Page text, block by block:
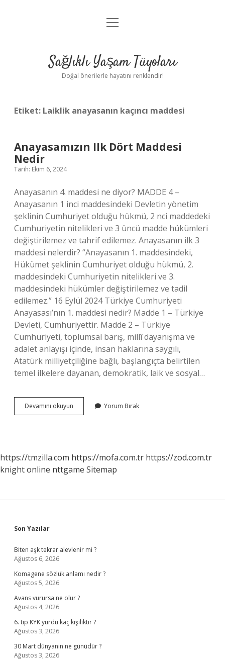
Anasayfa
Yasal Uyarı
menüyü
Sağlıklı Yaşam Tüyoları
Doğal önerilerle hayatını renklendir!
Etiket: Laiklik anayasanın kaçıncı maddesi
Anayasamızın Ilk Dört Maddesi
Nedir
Tarih: Ekim 6, 2024
Anayasanın 4. maddesi ne diyor? MADDE 4 –
Anayasanın 1 inci maddesindeki Devletin yönetim
şeklinin Cumhuriyet olduğu hükmü, 2 nci maddedeki
Cumhuriyetin nitelikleri ve 3 üncü madde hükümleri
değiştirilemez ve tahrif edilemez. Anayasanın ilk 3
maddesi nelerdir? “Anayasanın 1. maddesindeki,
Hükümet şeklinin Cumhuriyet olduğu hükmü, 2.
maddesindeki Cumhuriyetin nitelikleri ve 3.
maddesindeki hükümler değiştirilemez ve tadil
edilemez.” 16 Eylül 2024 Türkiye Cumhuriyeti
Anayasası’nın 1. maddesi nedir? Madde 1 – Türkiye
Devleti, Cumhuriyettir. Madde 2 – Türkiye
Cumhuriyeti, toplumsal barış, millî dayanışma ve
adalet anlayışı içinde, insan haklarına saygılı,
Atatürk milliyetçiliğine bağlı, başlangıçta belirtilen
temel ilkelere dayanan, demokratik, laik ve sosyal…
Devamını okuyun Anayasamızın
Ilk
Yorum Bırak
https://tmzilla.com https://mofa.com.tr https://zod.com.tr
knight online nttgame Sitemap
Sidebar
Son Yazılar
Biten aşk tekrar alevlenir mi ?
Ağustos 6, 2026
Komagene sözlük anlamı nedir ?
Ağustos 5, 2026
Avans vurursa ne olur ?
Ağustos 4, 2026
6. tip KYK yurdu kaç kişiliktir ?
Ağustos 3, 2026
30 Mart dünyanın ne günüdür ?
Ağustos 3, 2026